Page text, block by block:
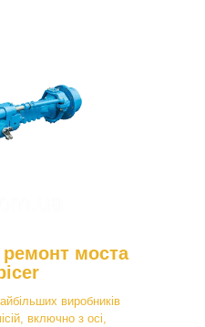
моста
виробників
включно з осі,